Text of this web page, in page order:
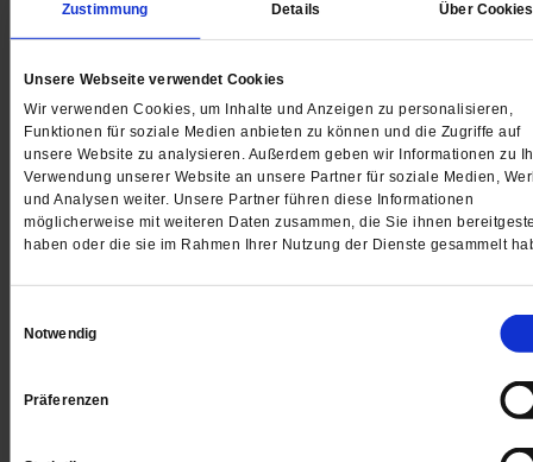
Zustimmung Details Über Cookies
Unsere Webseite verwendet Cookies
Wir verwenden Cookies, um Inhalte und Anzeigen zu personalisieren,
Funktionen für soziale Medien anbieten zu können und die Zugriffe auf
unsere Website zu analysieren. Außerdem geben wir Informationen zu
Verwendung unserer Website an unsere Partner für soziale Medien,
und Analysen weiter. Unsere Partner führen diese Informationen
möglicherweise mit weiteren Daten zusammen, die Sie ihnen
haben oder die sie im Rahmen Ihrer Nutzung der Dienste gesammelt
Notwendig
Präferenzen
Richard Wagner wollte die »erhabensten Mysterien
Christentums« in Szene setzen. Vor 150 Jahren aber
machte er die Bayreuther Festspiele zum
seine eigene Gemeinde. Derzeit zelebrieren die
Jubiläum.
/mehr